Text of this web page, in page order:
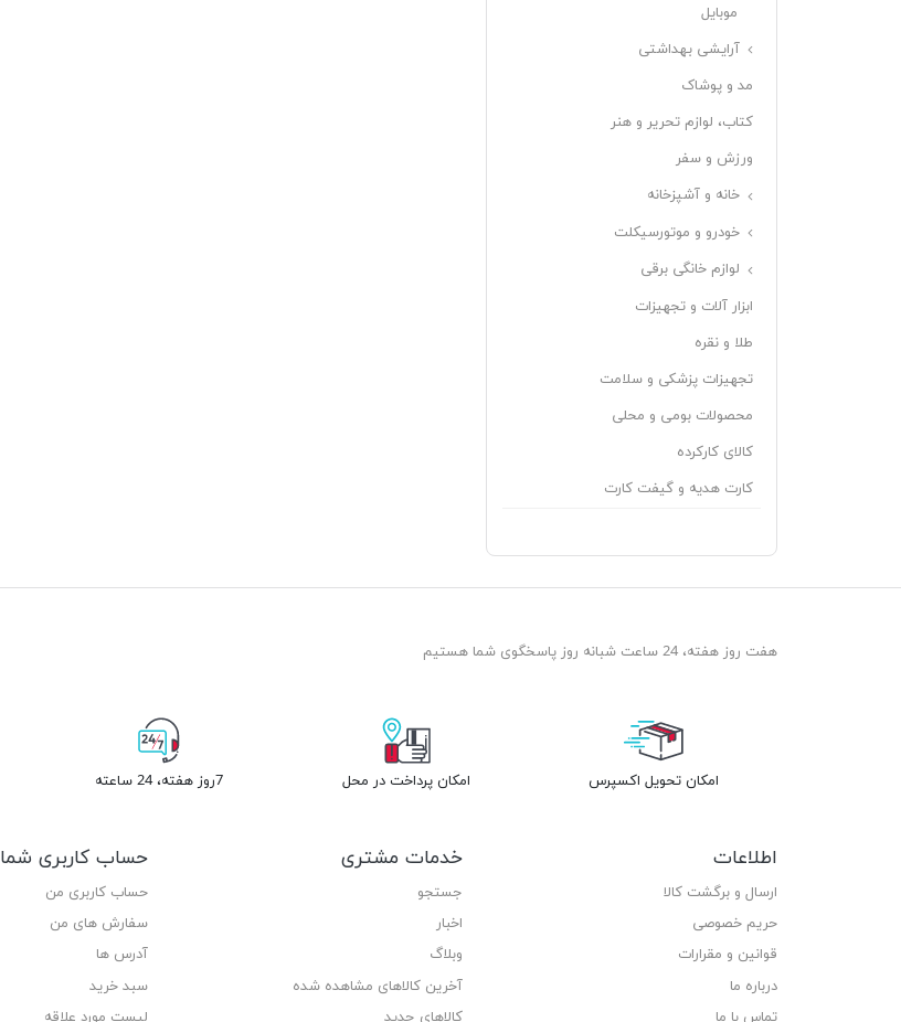
موبایل
آرایشی بهداشتی
مد و پوشاک
کتاب، لوازم تحریر و هنر
ورزش و سفر
خانه و آشپزخانه
خودرو و موتورسیکلت
لوازم خانگی برقی
ابزار آلات و تجهیزات
طلا و نقره
تجهیزات پزشکی و سلامت
محصولات بومی و محلی
کالای کارکرده
کارت هدیه و گیفت کارت
هفت روز هفته، 24 ساعت شبانه روز پاسخگوی شما هستیم
امکان تحویل اکسپرس امکان پرداخت در محل 7روز هفته، 24 ساعته
اطلاعات
ارسال و برگشت کالا
حریم خصوصی
قوانین و مقرارات
درباره ما
تماس با ما
خدمات مشتری
جستجو
اخبار
وبلاگ
آخرین کالاهای مشاهده شده
کالاهای جدید
حساب کاربری شما
حساب کاربری من
سفارش های من‎
آدرس ها
سبد خرید
لیست مورد علاقه